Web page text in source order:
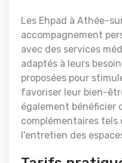
Les Ehpad à Athée-
accompagnement
avec des services
adaptés à leurs
proposées pour
favoriser leur bien-
également bénéficier
complémentaires
l'entretien des